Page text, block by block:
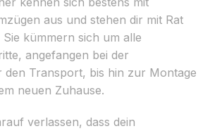
aus und stehen dir mit Rat
kümmern sich um alle
angefangen bei der
den Transport, bis hin zur Montage
neuen Zuhause.
verlassen, dass dein